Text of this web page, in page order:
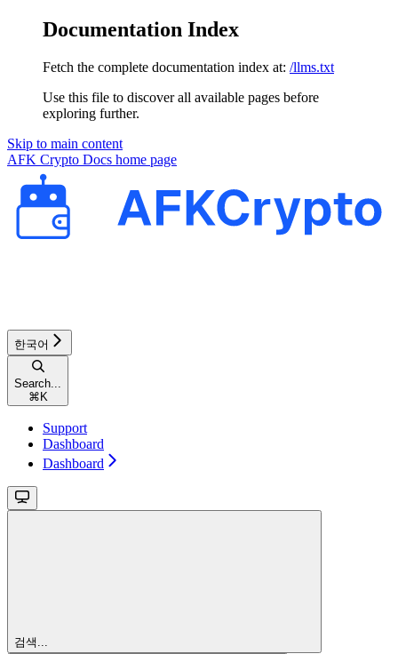
Documentation Index
Fetch the complete documentation index at: /llms.txt
Use this file to discover all available pages before
exploring further.
Skip to main content
AFK Crypto Docs home page
한국어
Search...
⌘ K
Support
Dashboard
Dashboard
검색...